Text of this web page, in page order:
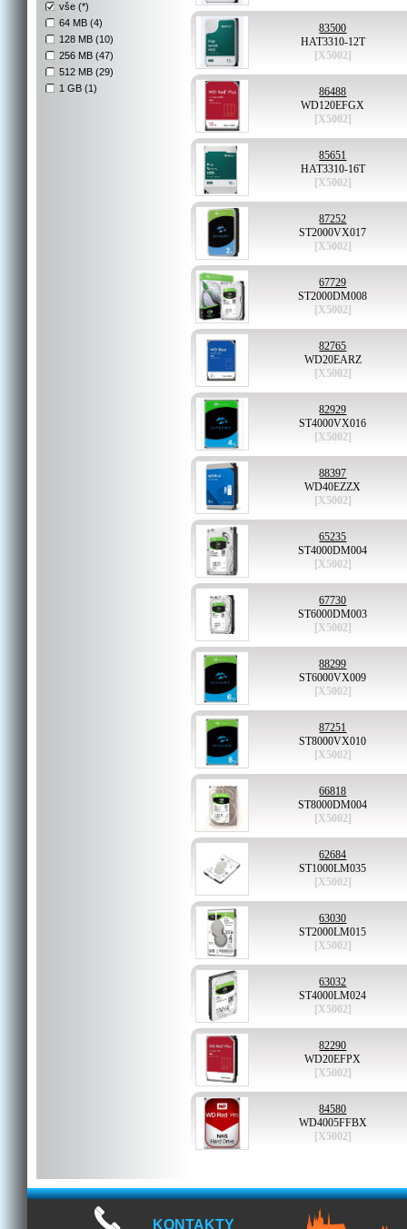
vše (*)
64 MB (4)
128 MB (10)
256 MB (47)
512 MB (29)
1 GB (1)
83500
HAT3310-12T
[X5002]
86488
WD120EFGX
[X5002]
85651
HAT3310-16T
[X5002]
87252
ST2000VX017
[X5002]
67729
ST2000DM008
[X5002]
82765
WD20EARZ
[X5002]
82929
ST4000VX016
[X5002]
88397
WD40EZZX
[X5002]
65235
ST4000DM004
[X5002]
67730
ST6000DM003
[X5002]
88299
ST6000VX009
[X5002]
87251
ST8000VX010
[X5002]
66818
ST8000DM004
[X5002]
62684
ST1000LM035
[X5002]
63030
ST2000LM015
[X5002]
63032
ST4000LM024
[X5002]
82290
WD20EFPX
[X5002]
84580
WD4005FFBX
[X5002]
KONTAKTY